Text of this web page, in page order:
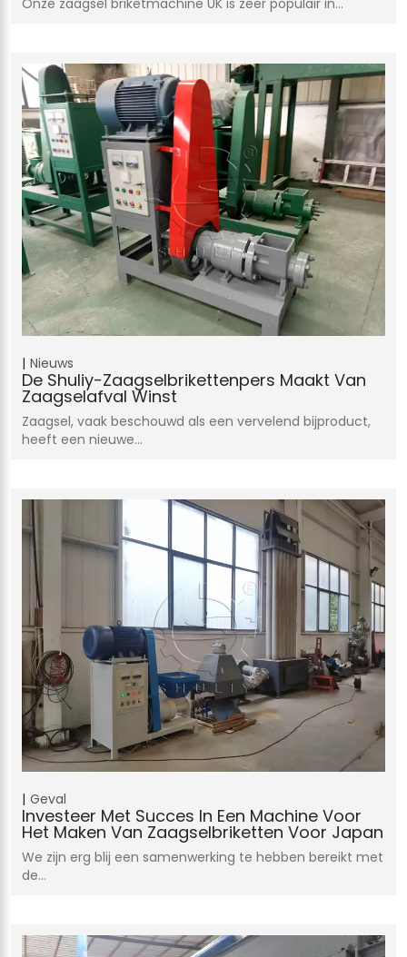
Nieuws
De Shuliy-Zaagselbrikettenpers Maakt Van
Zaagselafval Winst
Zaagsel, vaak beschouwd als een vervelend bijproduct,
heeft een nieuwe…
Geval
Investeer Met Succes In Een Machine Voor
Het Maken Van Zaagselbriketten Voor Japan
We zijn erg blij een samenwerking te hebben bereikt met
de…